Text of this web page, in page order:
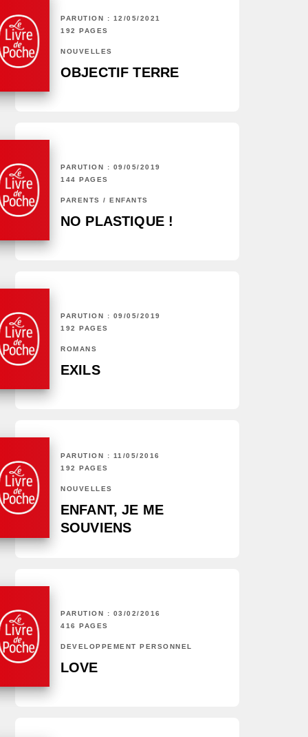
PARUTION : 12/05/2021
192 PAGES
NOUVELLES
OBJECTIF TERRE
PARUTION : 09/05/2019
144 PAGES
PARENTS / ENFANTS
NO PLASTIQUE !
PARUTION : 09/05/2019
192 PAGES
ROMANS
EXILS
PARUTION : 11/05/2016
192 PAGES
NOUVELLES
ENFANT, JE ME
SOUVIENS
PARUTION : 03/02/2016
416 PAGES
DÉVELOPPEMENT PERSONNEL
LOVE